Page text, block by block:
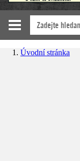
Úvodní stránka